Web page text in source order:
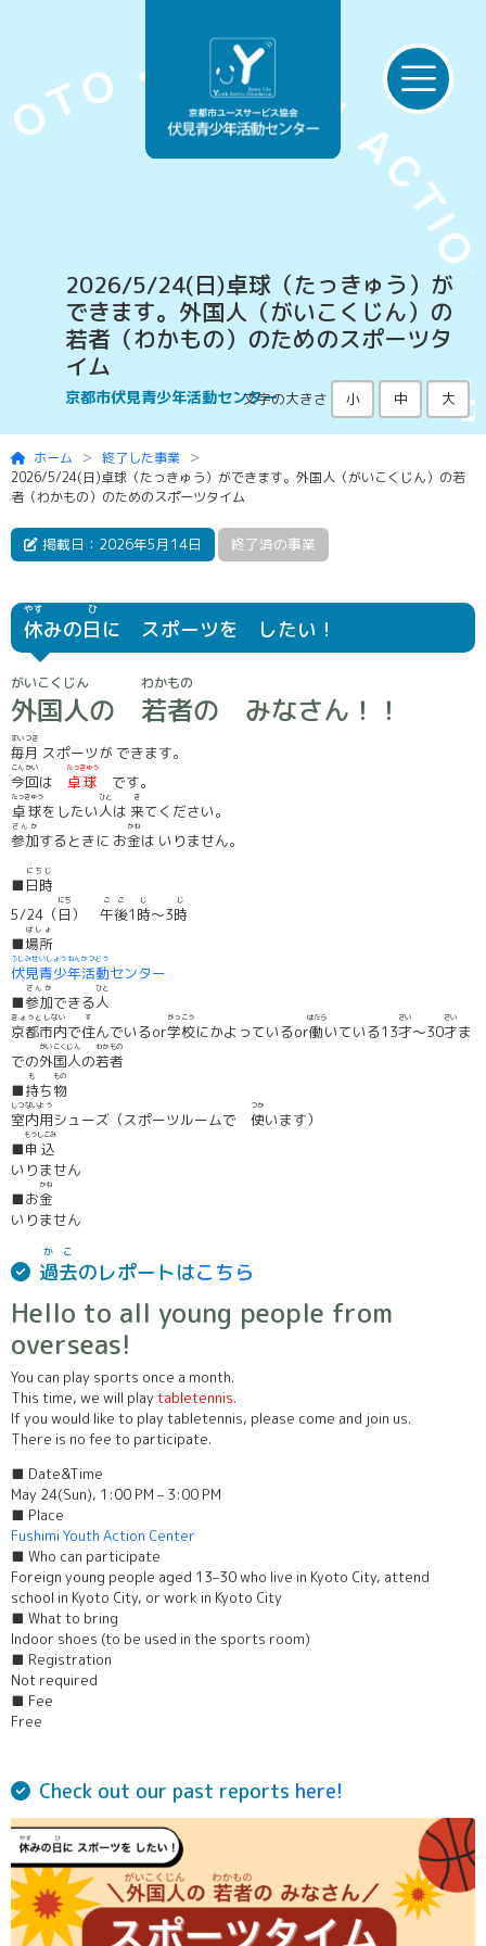
2026/5/24(日)卓球（たっきゅう）が
できます。外国人（がいこくじん）の
若者（わかもの）のためのスポーツタ
イム
京都市伏見青少年活動センター文字の大きさ 小 中 大
ホーム
終了した事業
2026/5/24(日)卓球（たっきゅう）ができます。外国人（がいこくじん）の若
者（わかもの）のためのスポーツタイム
掲載日：2026年5月14日 終了済の事業
休
やす
みの日
ひ
に スポーツを したい！
外国人
がいこくじん
の 若者
わかもの
の みなさん！！
毎月
まいつき
スポーツが できます。
今回
こんかい
は 卓球
たっきゅう
です。
卓球
たっきゅう
をしたい人
ひと
は 来
き
てください。
参加
さんか
するときに お金
かね
は いりません。
■ 日時
にちじ
5/24（日
にち
） 午後
ごご
1 時
じ
～3時
じ
■場所
ばしょ
伏見青少年活動
ふしみせいしょうねんかつどう
センター
■参加
さんか
できる人
ひと
京都市内
きょうとしない
で住
す
んでいるor学校
がっこう
にかよっているor働
はたら
いている13才
さい
～30才
さい
ま
での外国人
がいこくじん
の若者
わかもの
■持
も
ち物
もの
室内用
しつないよう
シューズ（スポーツルームで 使
つか
います）
■申込
もうしこみ
いりません
■お金
かね
いりません
過去
かこ
のレポートはこちら
Hello to all young people from
overseas!
You can play sports once a month.
This time, we will playtabletennis.
If you would like to play tabletennis, please come and join us.
There is no fee to participate.
■ Date&Time
May 24(Sun), 1:00 PM – 3:00 PM
■ Place
Fushimi Youth Action Center
■ Who can participate
Foreign young people aged 13–30 who live in Kyoto City, attend
school in Kyoto City, or work in Kyoto City
■ What to bring
Indoor shoes (to be used in the sports room)
■ Registration
Not required
■ Fee
Free
Check out our past reports here!